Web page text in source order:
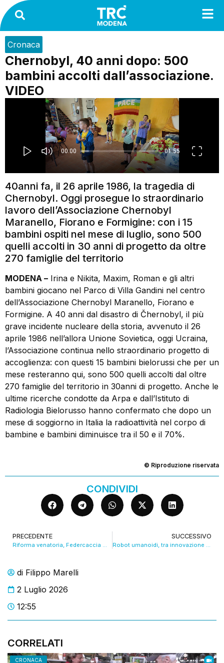
di Filippo Marelli
2 Luglio 2026
12:55
CORRELATI
CRONACA
Cronaca
Chernobyl, 40 anni dopo: 500
bambini accolti dall’associazione.
VIDEO
40anni fa, il 26 aprile 1986, la tragedia di
Chernobyl. Oggi prosegue lo straordinario
lavoro dell’Associazione Chernobyl
Maranello, Fiorano e Formigine: con i 15
bambini ospiti nel mese di luglio, sono 500
quelli accolti in 30 anni di progetto da oltre
270 famiglie del territorio
MODENA – Irina e Nikita, Maxim, Roman e gli altri
bambini giocano nel Parco di Villa Gandini nel centro
dell’Associazione Chernobyl Maranello, Fiorano e
Formigine. A 40 anni dal disastro di Čhernobyl, il più
grave incidente nucleare della storia, avvenuto il 26
aprile 1986 nell’allora Unione Sovietica, oggi Ucraina,
l’Associazione continua nello straordinario progetto di
accoglienza: con questi 15 bambini bielorussi che per un
mese resteranno qui, sono 500 quelli accolti dal oltre
270 famiglie del territorio in 30anni di progetto. Anche le
ultime ricerche condotte da Arpa e dall’Istituto di
Radiologia Bielorusso hanno confermato che dopo un
mese di soggiorno in Italia la radioattività nel corpo di
bambine e bambini diminuisce tra il 50 e il 70%.
© Riproduzione riservata
CONDIVIDI
PRECEDENTE
Riforma venatoria, Federcaccia Modena promuove il disegno di legge. VIDEO
SUCCESSIVO
Robot umanoidi, tra innovazione e futuro. VIDEO